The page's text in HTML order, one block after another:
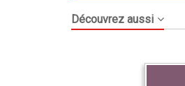
Découvrez aussi